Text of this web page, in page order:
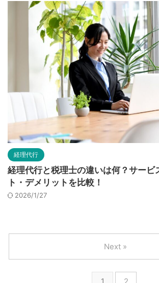
経理代行
経理代行と税理士の違いは何？サービ
ト・デメリットを比較！
2026/1/27
Next »